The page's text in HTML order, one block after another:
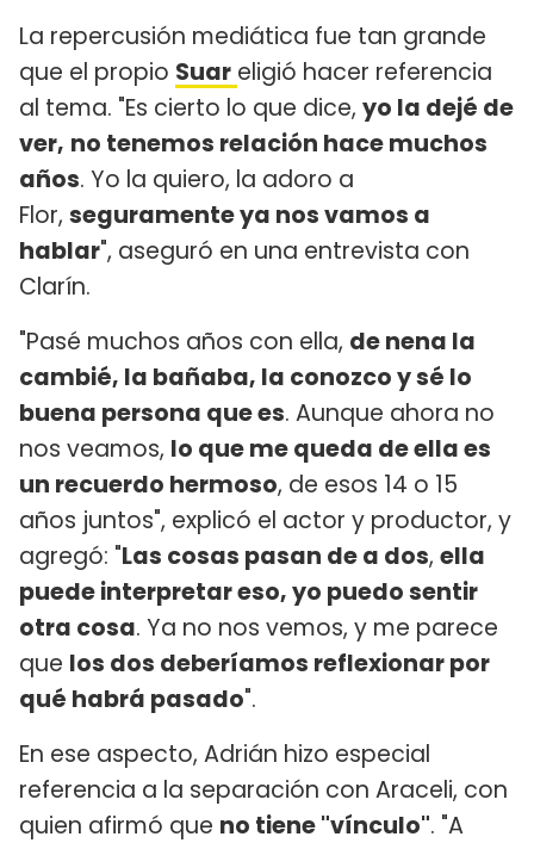
La repercusión mediática fue tan grande
que el propio Suar eligió hacer referencia
al tema. "Es cierto lo que dice, yo la dejé de
ver, no tenemos relación hace muchos
años. Yo la quiero, la adoro a
Flor, seguramente ya nos vamos a
hablar", aseguró en una entrevista con
Clarín.
"Pasé muchos años con ella, de nena la
cambié, la bañaba, la conozco y sé lo
buena persona que es. Aunque ahora no
nos veamos, lo que me queda de ella es
un recuerdo hermoso, de esos 14 o 15
años juntos", explicó el actor y productor, y
agregó: "Las cosas pasan de a dos, ella
puede interpretar eso, yo puedo sentir
otra cosa. Ya no nos vemos, y me parece
que los dos deberíamos reflexionar por
qué habrá pasado".
En ese aspecto, Adrián hizo especial
referencia a la separación con Araceli, con
quien afirmó que no tiene "vínculo". "A